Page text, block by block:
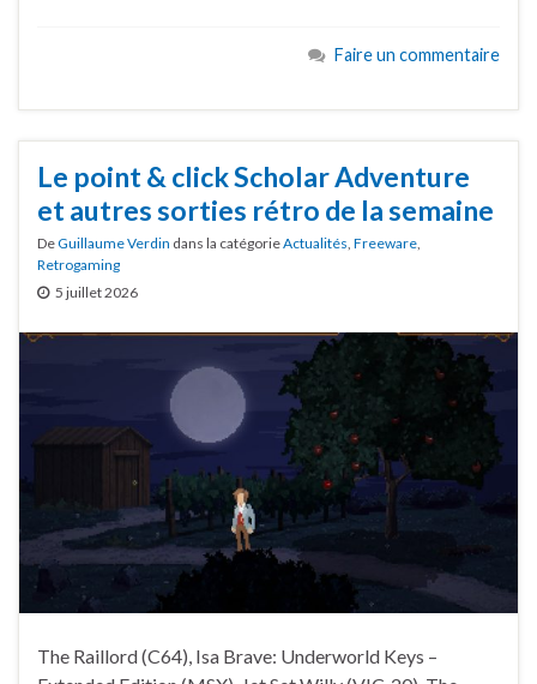
Faire un commentaire
Le point & click Scholar Adventure
et autres sorties rétro de la semaine
DeGuillaume Verdin dans la catégorieActualités Freeware
Retrogaming
5 juillet 2026
The Raillord (C64), Isa Brave: Underworld Keys –